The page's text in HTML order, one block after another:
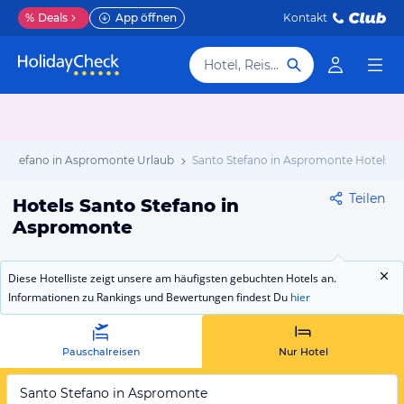
% Deals App öffnen Kontakt
Hotel, Reiseziel
Stefano in Aspromonte Urlaub Santo Stefano in Aspromonte Hotels
Hotels Santo Stefano in
Aspromonte
Teilen
Diese Hotelliste zeigt unsere am häufigsten gebuchten Hotels an.
Informationen zu Rankings und Bewertungen findest Du hier
Pauschalreisen Nur Hotel
Santo Stefano in Aspromonte